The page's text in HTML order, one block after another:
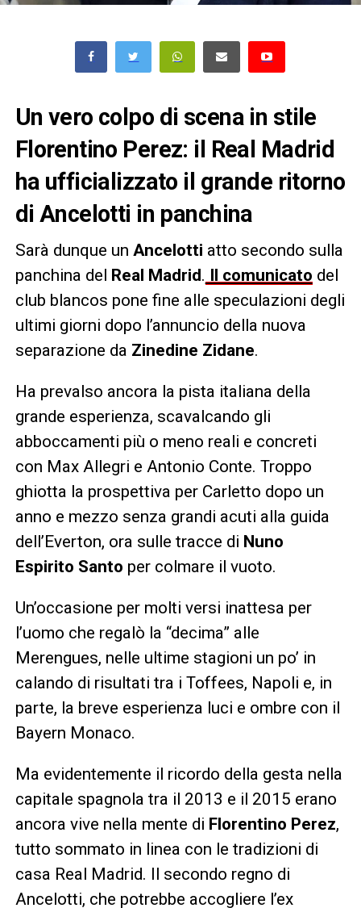
Un vero colpo di scena in stile
Florentino Perez: il Real Madrid
ha ufficializzato il grande ritorno
di Ancelotti in panchina
Sarà dunque un Ancelotti atto secondo sulla
panchina del Real Madrid. Il comunicato del
club blancos pone fine alle speculazioni degli
ultimi giorni dopo l’annuncio della nuova
separazione da Zinedine Zidane.
Ha prevalso ancora la pista italiana della
grande esperienza, scavalcando gli
abboccamenti più o meno reali e concreti
con Max Allegri e Antonio Conte. Troppo
ghiotta la prospettiva per Carletto dopo un
anno e mezzo senza grandi acuti alla guida
dell’Everton, ora sulle tracce di Nuno
Espirito Santo per colmare il vuoto.
Un’occasione per molti versi inattesa per
l’uomo che regalò la “decima” alle
Merengues, nelle ultime stagioni un po’ in
calando di risultati tra i Toffees, Napoli e, in
parte, la breve esperienza luci e ombre con il
Bayern Monaco.
Ma evidentemente il ricordo della gesta nella
capitale spagnola tra il 2013 e il 2015 erano
ancora vive nella mente di Florentino Perez,
tutto sommato in linea con le tradizioni di
casa Real Madrid. Il secondo regno di
Ancelotti, che potrebbe accogliere l’ex